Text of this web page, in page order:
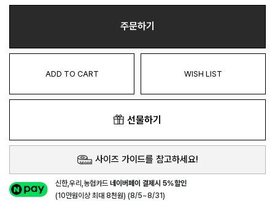
주문하기
ADD TO CART WISH LIST
선물하기
사이즈 가이드를 참고하세요!
신한,우리,농협카드네이버페이 결제시 5%할인
(10만원이상 최대 8천원) (8/5~8/31)